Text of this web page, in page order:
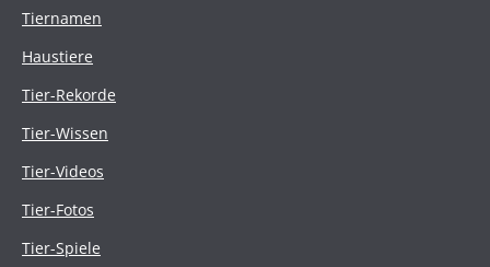
Tiernamen
Haustiere
Tier-Rekorde
Tier-Wissen
Tier-Videos
Tier-Fotos
Tier-Spiele